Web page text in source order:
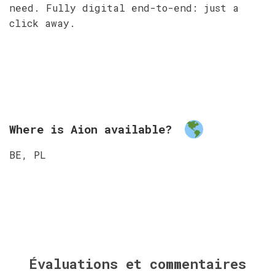
need. Fully digital end-to-end: just a
click away.
Where is Aion available?
BE, PL
Évaluations et commentaires